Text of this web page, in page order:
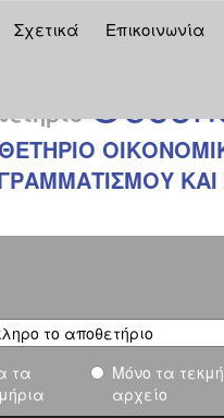
Σχετικά Επικοινωνία
τα
Μόνο τα
αρχείο